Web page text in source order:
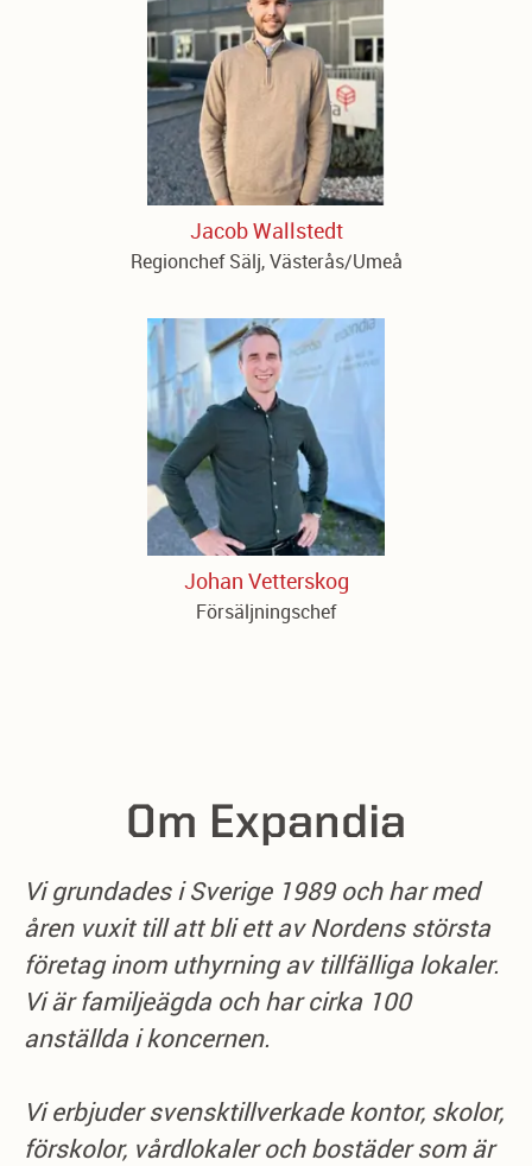
Jacob Wallstedt
Regionchef Sälj, Västerås/Umeå
Johan Vetterskog
Försäljningschef
Om Expandia
Vi grundades i Sverige 1989 och har med
åren vuxit till att bli ett av Nordens största
företag inom uthyrning av tillfälliga lokaler.
Vi är familjeägda och har cirka 100
anställda i koncernen.
Vi erbjuder svensktillverkade kontor, skolor,
förskolor, vårdlokaler och bostäder som är